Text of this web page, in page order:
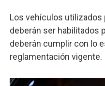
Los vehículos
deberán ser habilitados
deberán cumplir con lo
reglamentación vigente.